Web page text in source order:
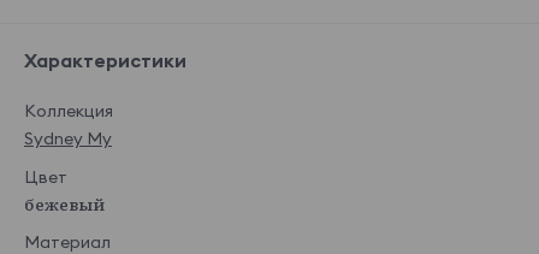
Характеристики
Коллекция
Sydney My
Цвет
бежевый
Материал